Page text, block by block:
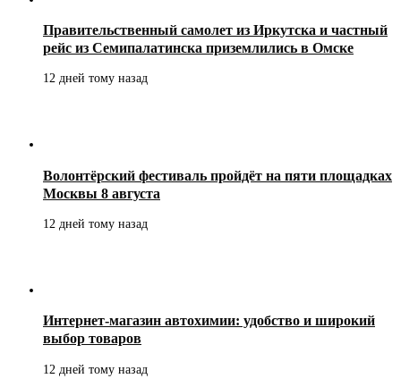
Правительственный самолет из Иркутска и частный
рейс из Семипалатинска приземлились в Омске
12 дней тому назад
Волонтёрский фестиваль пройдёт на пяти площадках
Москвы 8 августа
12 дней тому назад
Интернет-магазин автохимии: удобство и широкий
выбор товаров
12 дней тому назад